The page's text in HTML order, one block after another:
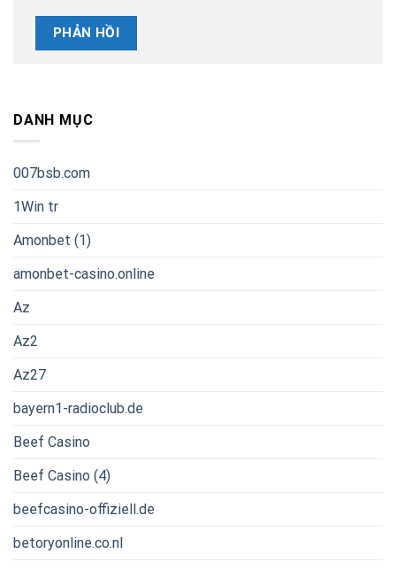
DANH MỤC
007bsb.com
1Win tr
Amonbet (1)
amonbet-casino.online
Az
Az2
Az27
bayern1-radioclub.de
Beef Casino
Beef Casino (4)
beefcasino-offiziell.de
betoryonline.co.nl